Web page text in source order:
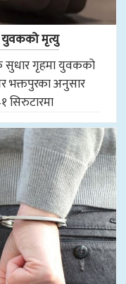
मृत्यु
सुधार गृहमा युवकको
भक्तपुरका अनुसार
सिरुटारमा